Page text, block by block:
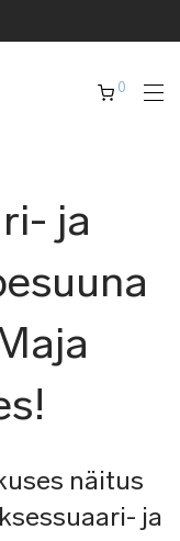
0
ja
näitus
ja